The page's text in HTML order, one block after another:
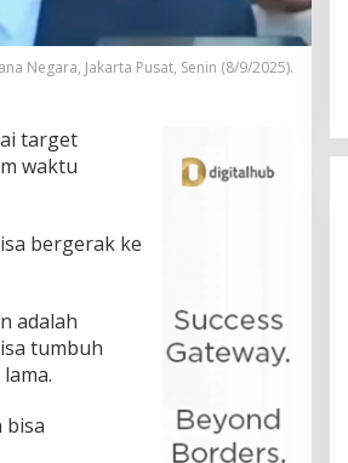
Negara, Jakarta Pusat, Senin (8/9/2025).
target
waktu
bergerak ke
adalah
tumbuh
bisa